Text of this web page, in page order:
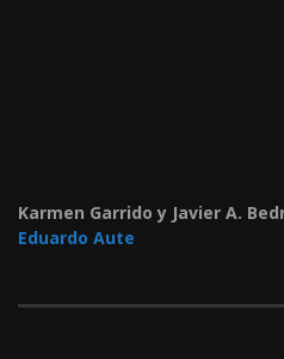
Karmen Garrido y Javier A.
Eduardo Aute